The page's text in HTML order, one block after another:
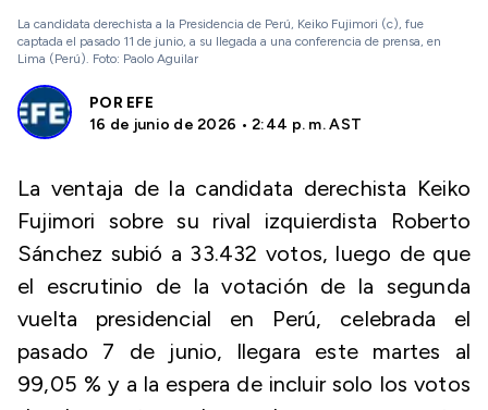
La candidata derechista a la Presidencia de Perú, Keiko Fujimori (c), fue
captada el pasado 11 de junio, a su llegada a una conferencia de prensa, en
Lima (Perú). Foto: Paolo Aguilar
POR EFE
16 de junio de 2026 • 2:44 p. m. AST
La ventaja de la candidata derechista Keiko
Fujimori sobre su rival izquierdista Roberto
Sánchez subió a 33.432 votos, luego de que
el escrutinio de la votación de la segunda
vuelta presidencial en Perú, celebrada el
pasado 7 de junio, llegara este martes al
99,05 % y a la espera de incluir solo los votos